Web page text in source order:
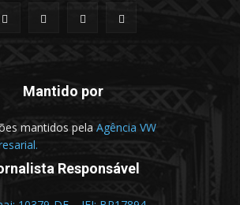
Mantido por
mantidos pela Agência VW
Responsável